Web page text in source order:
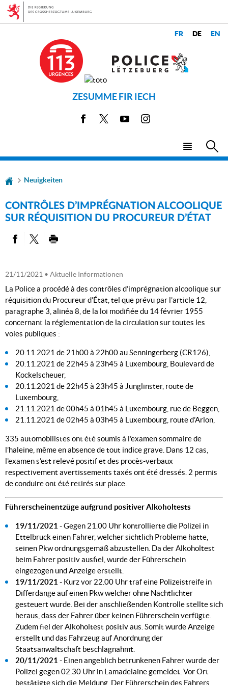
Zur
Navigation
Zum
Inhalt
ZESUMME FIR IECH
Facebook YoutubeInstagram
Haupt-
Neuigkeiten
CONTRÔLES D’IMPRÉGNATION ALCOOLIQUE
SUR RÉQUISITION DU PROCUREUR D’ÉTAT
21/11/2021 • Aktuelle Informationen
La Police a procédé à des contrôles d’imprégnation alcoolique sur
réquisition du Procureur d’État, tel que prévu par l’article 12,
paragraphe 3, alinéa 8, de la loi modifiée du 14 février 1955
concernant la réglementation de la circulation sur toutes les
voies publiques :
20.11.2021 de 21h00 à 22h00 au Senningerberg (CR126),
20.11.2021 de 22h45 à 23h45 à Luxembourg, Boulevard de
Kockelscheuer,
20.11.2021 de 22h45 à 23h45 à Junglinster, route de
Luxembourg,
21.11.2021 de 00h45 à 01h45 à Luxembourg, rue de Beggen,
21.11.2021 de 02h45 à 03h45 à Luxembourg, route d’Arlon,
335 automobilistes ont été soumis à l’examen sommaire de
l’haleine, même en absence de tout indice grave. Dans 12 cas,
l’examen s’est relevé positif et des procès-verbaux
respectivement avertissements taxés ont été dressés. 2 permis
de conduire ont été retirés sur place.
Führerscheinentzüge aufgrund positiver Alkoholtests
19/11/2021 -Gegen 21.00 Uhr kontrollierte die Polizei in
Ettelbruck einen Fahrer, welcher sichtlich Probleme hatte,
seinen Pkw ordnungsgemäß abzustellen. Da der Alkoholtest
beim Fahrer positiv ausfiel, wurde der Führerschein
eingezogen und Anzeige erstellt.
19/11/2021 - Kurz vor 22.00 Uhr traf eine Polizeistreife in
Differdange auf einen Pkw welcher ohne Nachtlichter
gesteuert wurde. Bei der anschließenden Kontrolle stellte sich
heraus, dass der Fahrer über keinen Führerschein verfügte.
Zudem fiel der Alkoholtest positiv aus. Somit wurde Anzeige
erstellt und das Fahrzeug auf Anordnung der
Staatsanwaltschaft beschlagnahmt.
20/11/2021 - Einen angeblich betrunkenen Fahrer wurde der
Polizei gegen 02.30 Uhr in Lamadelaine gemeldet. Vor Ort
bestätigte sich die Meldung. Der Führerschein des Fahrers